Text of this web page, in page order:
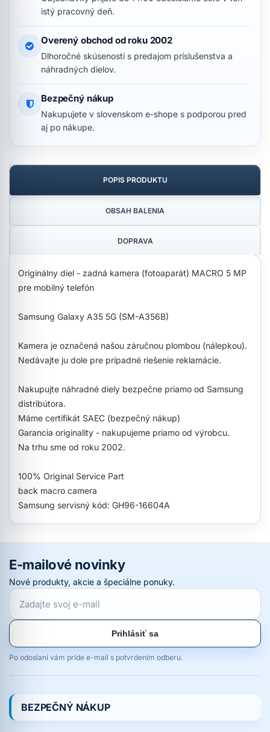
istý pracovný deň.
Overený obchod od roku 2002
Dlhoročné skúsenosti s predajom príslušenstva a
náhradných dielov.
Bezpečný nákup
Nakupujete v slovenskom e-shope s podporou pred
aj po nákupe.
POPIS PRODUKTU
OBSAH BALENIA
DOPRAVA
Originálny diel - zadná kamera (fotoaparát) MACRO 5 MP
pre mobilný telefón
Samsung Galaxy A35 5G (SM-A356B)
Kamera je označená našou záručnou plombou (nálepkou).
Nedávajte ju dole pre prípadné riešenie reklamácie.
Nakupujte náhradné diely bezpečne priamo od Samsung
distribútora.
Máme certifikát SAEC (bezpečný nákup)
Garancia originality - nakupujeme priamo od výrobcu.
Na trhu sme od roku 2002.
100% Original Service Part
back macro camera
Samsung servisný kód: GH96-16604A
E-mailové novinky
Nové produkty, akcie a špeciálne ponuky.
Prihlásiť sa
Po odoslaní vám príde e-mail s potvrdením odberu.
BEZPEČNÝ NÁKUP